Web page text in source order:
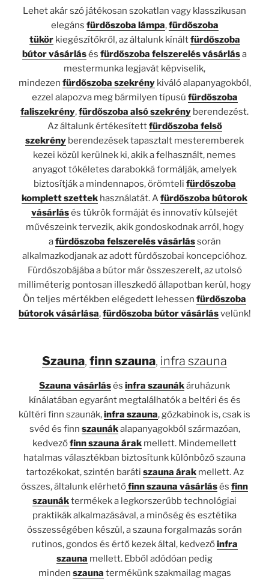
Lehet akár szó játékosan szokatlan vagy klasszikusan
elegáns fürdőszoba lámpa,fürdőszoba
tükörkiegészítőkről, az általunk kínáltfürdőszoba
bútor vásárlásés fürdőszoba felszerelés vásárlása
mestermunka legjavát képviselik,
mindezen fürdőszoba szekrénykiváló alapanyagokból,
ezzel alapozva meg bármilyen típusú fürdőszoba
faliszekrény,fürdőszoba alsó szekrény berendezést.
Az általunk értékesítettfürdőszoba felső
szekrény berendezések tapasztalt mesteremberek
kezei közül kerülnek ki, akik a felhasznált, nemes
anyagot tökéletes darabokká formálják, amelyek
biztosítják a mindennapos, örömteli fürdőszoba
komplett szettek használatát. Afürdőszoba bútorok
vásárlásés tükrök formáját és innovatív külsejét
művészeink tervezik, akik gondoskodnak arról, hogy
afürdőszoba felszerelés vásárlássorán
alkalmazkodjanak az adott fürdőszobai koncepcióhoz.
Fürdőszobájába a bútor már összeszerelt, az utolsó
milliméterig pontosan illeszkedő állapotban kerül, hogy
Ön teljes mértékben elégedett lehessen fürdőszoba
bútorok vásárlása,fürdőszoba bútor vásárlásvelünk!
Szauna, finn szauna, infra szauna
Szauna vásárlásés infra szaunákáruházunk
kínálatában egyaránt megtalálhatók a beltéri és és
kültéri finn szaunák,infra szauna, gőzkabinok is, csak is
svéd és finn szaunákalapanyagokból származóan,
kedvezőfinn szauna árak mellett. Mindemellett
hatalmas választékban biztosítunk különböző szauna
tartozékokat, szintén baráti szauna árakmellett. Az
összes, általunk elérhetőfinn szauna vásárlásés finn
szaunáktermékek a legkorszerűbb technológiai
praktikák alkalmazásával, a minőség és esztétika
összességében készül, a szauna forgalmazás során
rutinos, gondos és értő kezek által, kedvezőinfra
szauna mellett. Ebből adódóan pedig
minden szauna termékünk szakmailag magas